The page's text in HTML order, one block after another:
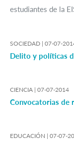
estudiantes de la
SOCIEDAD | 07-07-
Delito y políticas
CIENCIA | 07-07-2014
Convocatorias de
EDUCACIÓN | 07-07-